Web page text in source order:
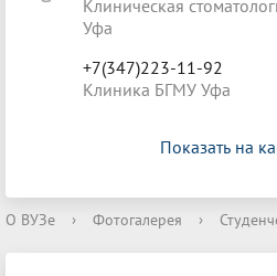
Клиническая
Уфа
+7(347)223-11-92
Клиника БГМУ Уфа
Показать на
О ВУЗе › Фотогалерея ›